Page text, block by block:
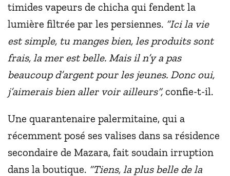
timides vapeurs de chicha qui fendent la
lumière filtrée par les persiennes. “Ici la vie
est simple, tu manges bien, les produits sont
frais, la mer est belle. Mais il n’y a pas
beaucoup d’argent pour les jeunes. Donc oui,
j’aimerais bien aller voir ailleurs”, confie-t-il.
Une quarantenaire palermitaine, qui a
récemment posé ses valises dans sa résidence
secondaire de Mazara, fait soudain irruption
dans la boutique. “Tiens, la plus belle de la